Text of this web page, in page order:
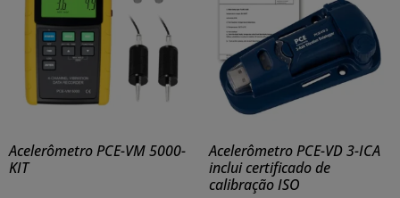
Acelerômetro PCE-VM 5000-
KIT
Acelerômetro PCE-VD 3-ICA
inclui certificado de
calibração ISO